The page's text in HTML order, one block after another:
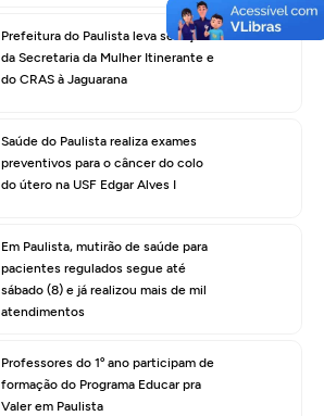
Prefeitura do Paulista leva serviços
da Secretaria da Mulher Itinerante e
do CRAS à Jaguarana
Saúde do Paulista realiza exames
preventivos para o câncer do colo
do útero na USF Edgar Alves I
Em Paulista, mutirão de saúde para
pacientes regulados segue até
sábado (8) e já realizou mais de mil
atendimentos
Professores do 1º ano participam de
formação do Programa Educar pra
Valer em Paulista